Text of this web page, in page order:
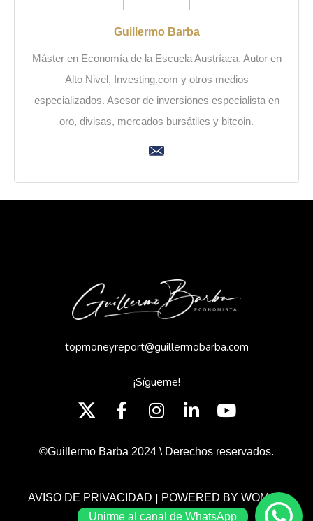
Guillermo Barba
Máster en Economía de la Escuela Austríaca. Autor en
Alto Nivel, Investing.com y otros medios
especializados. Asesor de inversiones especialista en
oro, divisas, mercados bursátiles y bitcoin.
topmoneyreport@guillermobarba.com
¡Sígueme!
©Guillermo Barba 2024 \ Derechos reservados.
AVISO DE PRIVACIDAD | POWERED BY WOMGP
Unirme al canal de WhatsApp